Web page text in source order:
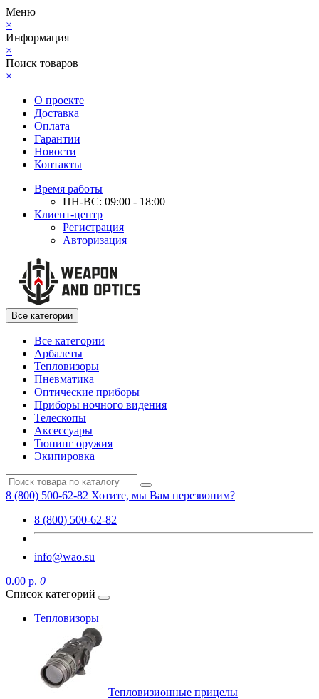
Меню
×
Информация
×
Поиск товаров
×
О проекте
Доставка
Оплата
Гарантии
Новости
Контакты
Время работы
ПН-ВС: 09:00 - 18:00
Клиент-центр
Регистрация
Авторизация
Все категории
Все категории
Арбалеты
Тепловизоры
Пневматика
Оптические приборы
Приборы ночного видения
Телескопы
Аксессуары
Тюнинг оружия
Экипировка
8 (800) 500-62-82 Хотите, мы Вам перезвоним?
8 (800) 500-62-82
info@wao.su
0.00 р. 0
Список категорий
Тепловизоры
Тепловизионные прицелы